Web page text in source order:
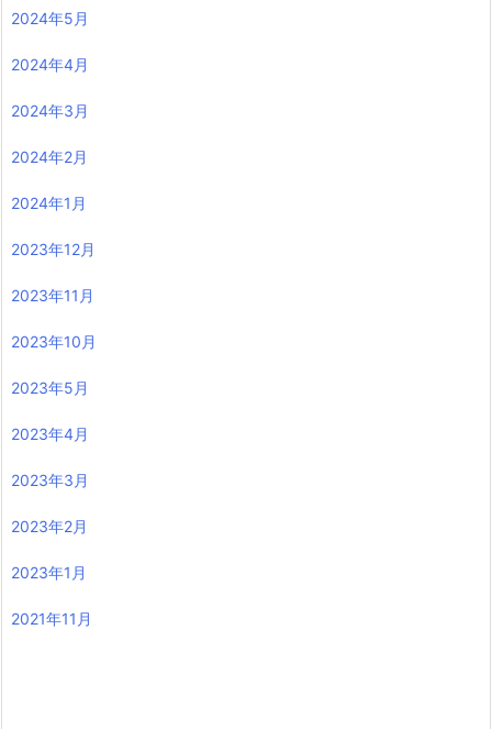
2024年5月
2024年4月
2024年3月
2024年2月
2024年1月
2023年12月
2023年11月
2023年10月
2023年5月
2023年4月
2023年3月
2023年2月
2023年1月
2021年11月